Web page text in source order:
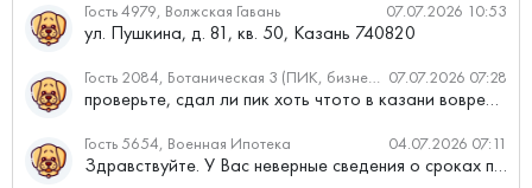
Гость 4979, Волжская Гавань 07.07.2026 10:53
ул. Пушкина, д. 81, кв. 50, Казань 740820
Гость 2084, Ботаническая 3 (ПИК, бизнес-класс) 07.07.2026 07:28
проверьте, сдал ли пик хоть чтото в казани вовремя?
Гость 5654, Военная Ипотека 04.07.2026 07:11
Здравствуйте. У Вас неверные сведения о сроках проведения с...